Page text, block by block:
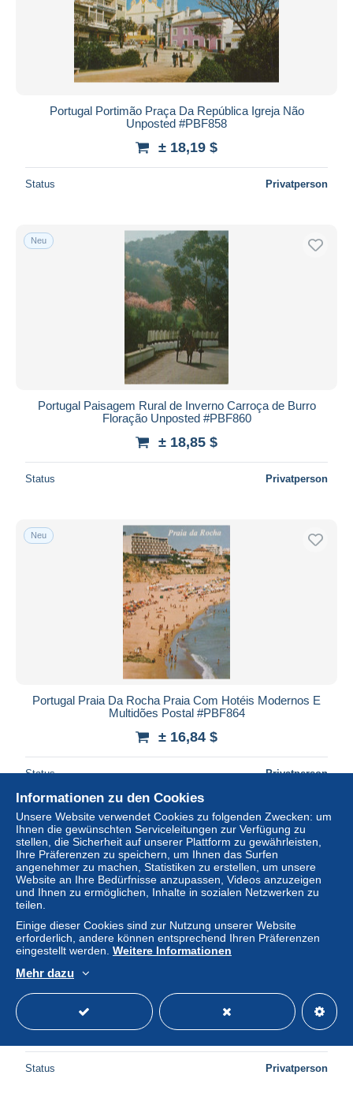
Portugal Portimão Praça Da República Igreja Não
Unposted #PBF858
± 18,19 $
Status Privatperson
Neu
Portugal Paisagem Rural de Inverno Carroça de Burro
Floração Unposted #PBF860
± 18,85 $
Status Privatperson
Neu
Portugal Praia Da Rocha Praia Com Hotéis Modernos E
Multidões Postal #PBF864
± 16,84 $
Status Privatperson
Neu
Portugal Albufeira Praia Rochosa Com Falésias Mar Azul
#PBF872
± 15,35 $
Status Privatperson
Informationen zu den Cookies
Unsere Website verwendet Cookies zu folgenden Zwecken: um
Ihnen die gewünschten Serviceleitungen zur Verfügung zu
stellen, die Sicherheit auf unserer Plattform zu gewährleisten,
Ihre Präferenzen zu speichern, um Ihnen das Surfen
angenehmer zu machen, Statistiken zu erstellen, um unsere
Website an Ihre Bedürfnisse anzupassen, Videos anzuzeigen
und Ihnen zu ermöglichen, Inhalte in sozialen Netzwerken zu
teilen.
Einige dieser Cookies sind zur Nutzung unserer Website
erforderlich, andere können entsprechend Ihren Präferenzen
eingestellt werden. Weitere Informationen
Mehr dazu